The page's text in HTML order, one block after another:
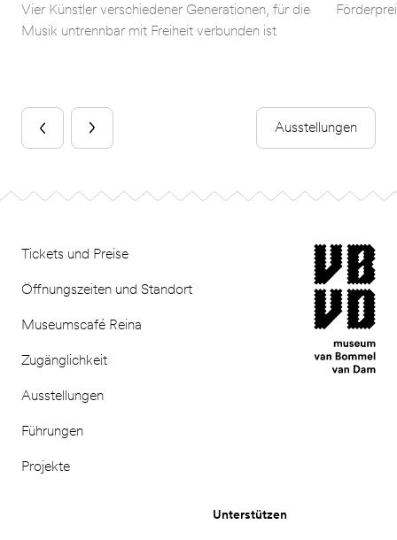
Vier Künstler verschiedener Generationen, für die
Musik untrennbar mit Freiheit verbunden ist
Ausstellungen
Tickets und Preise
Öffnungszeiten und Standort
Museumscafé Reina
Zugänglichkeit
Ausstellungen
Führungen
Projekte
museum van
Unterstützen